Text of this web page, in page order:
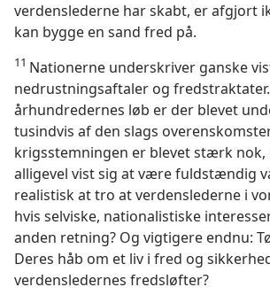
verdenslederne har skabt, er afgjort
kan bygge en sand fred på.
11 Nationerne underskriver ganske
nedrustningsaftaler og
århundredernes løb er der blevet
tusindvis af den slags
krigsstemningen er blevet stærk nok,
alligevel vist sig at være fuldstændig
realistisk at tro at verdenslederne i
hvis selviske, nationalistiske
anden retning? Og vigtigere endnu:
Deres håb om et liv i fred og
verdensledernes fredsløfter?